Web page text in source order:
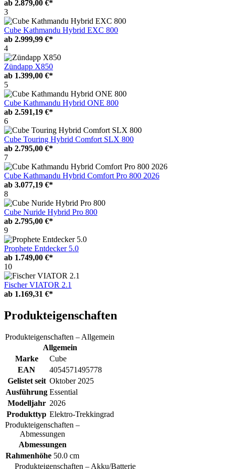
ab 2.879,00 €*
3
Cube Kathmandu Hybrid EXC 800
ab 2.999,99 €*
4
Zündapp X850
ab 1.399,00 €*
5
Cube Kathmandu Hybrid ONE 800
ab 2.591,19 €*
6
Cube Touring Hybrid Comfort SLX 800
ab 2.795,00 €*
7
Cube Kathmandu Hybrid Comfort Pro 800 2026
ab 3.077,19 €*
8
Cube Nuride Hybrid Pro 800
ab 2.795,00 €*
9
Prophete Entdecker 5.0
ab 1.749,00 €*
10
Fischer VIATOR 2.1
ab 1.169,31 €*
Produkteigenschaften
Produkteigenschaften – Allgemein
Allgemein
Marke
Cube
EAN
4054571495778
Gelistet seit Oktober 2025
Ausführung Essential
Modelljahr 2026
Produkttyp Elektro-Trekkingrad
Produkteigenschaften –
Abmessungen
Abmessungen
Rahmenhöhe 50.0 cm
Produkteigenschaften – Akku/Batterie